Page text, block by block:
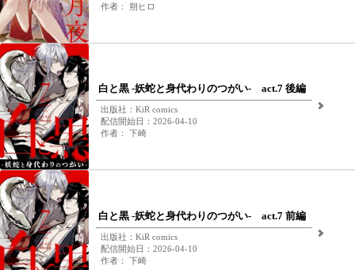
作者： 朔ヒロ
白と黒 -妖蛇と身代わりのつがい- act.7 後編
出版社：KiR comics
配信開始日：2026-04-10
作者： 下崎
白と黒 -妖蛇と身代わりのつがい- act.7 前編
出版社：KiR comics
配信開始日：2026-04-10
作者： 下崎